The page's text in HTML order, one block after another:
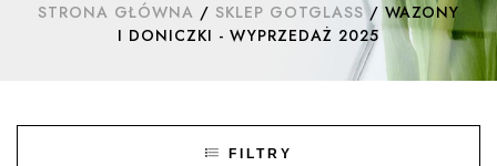
STRONA GŁÓWNA / SKLEP GOTGLASS/ WAZONY
I DONICZKI - WYPRZEDAŻ 2025
FILTRY